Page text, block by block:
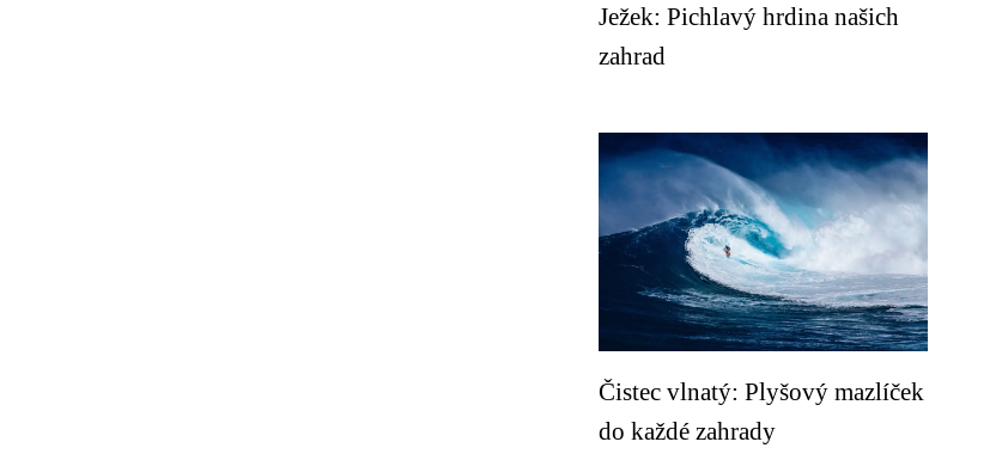
Ježek: Pichlavý hrdina našich
zahrad
Čistec vlnatý: Plyšový mazlíček
do každé zahrady